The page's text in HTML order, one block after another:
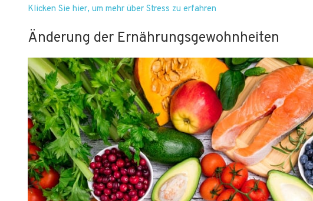
Klicken Sie hier, um mehr über Stress zu erfahren
Änderung der Ernährungsgewohnheiten